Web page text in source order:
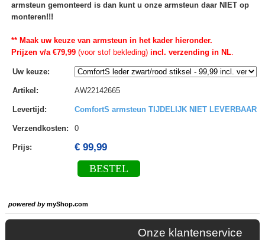
armsteun gemonteerd is dan kunt u onze armsteun daar NIET op
monteren!!!
** Maak uw keuze van armsteun in het kader hieronder.
Prijzen v/a €79,99(voor stof bekleding)incl. verzending in NL.
Uw keuze:
Artikel : AW22142665
Levertijd : ComfortS armsteun TIJDELIJK NIET LEVERBAAR
Verzendkosten: 0
Prijs: € 99,99
BESTEL
powered bymyShop.com
Onze klantenservice